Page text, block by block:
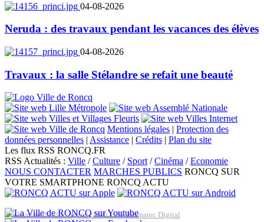
04-08-2026
Neruda : des travaux pendant les vacances des élèves
04-08-2026
Travaux : la salle Stélandre se refait une beauté
Mentions légales | Protection des
données personnelles | Assistance | Crédits | Plan du site
Les flux RSS RONCQ.FR
RSS Actualités : Ville /Culture / Sport/Cinéma /Economie
NOUS CONTACTER MARCHES PUBLICS RONCQ SUR
VOTRE SMARTPHONE RONCQ ACTU
Réalisation du site: Agence Web Lille Promatec Digital